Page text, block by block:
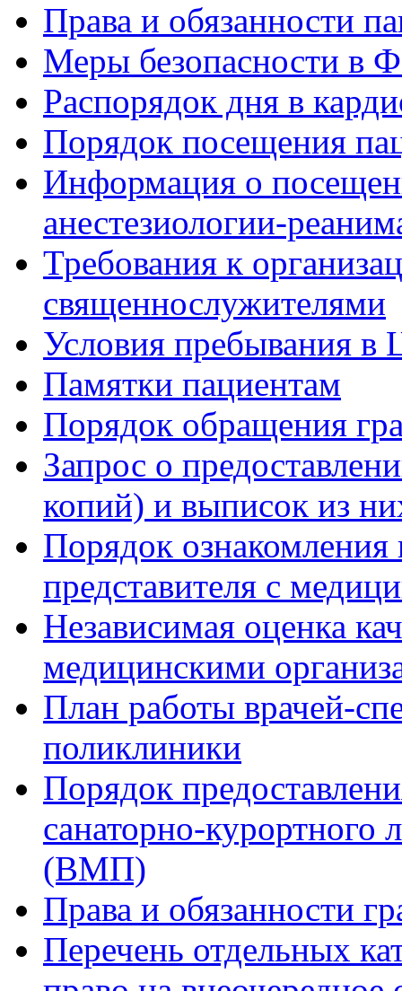
Права и обязанности
Меры безопасности в
Распорядок дня в
Порядок посещения
Информация о
анестезиологии-
Требования к
священнослужителями
Условия пребывания в
Памятки пациентам
Порядок обращения
Запрос о
копий) и выписок из
Порядок ознакомления
представителя с
Независимая оценка
медицинскими
План работы врачей-
поликлиники
Порядок
санаторно-
(ВМП)
Права и обязанности
Перечень отдельных